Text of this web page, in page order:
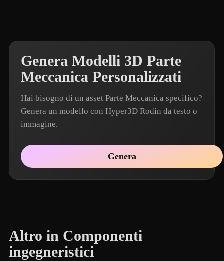
Genera Modelli 3D Parte
Meccanica Personalizzati
Hai bisogno di un asset Parte Meccanica specifico?
Genera un modello con Hyper3D Rodin da testo o
immagine.
Genera
Altro in Componenti
ingegneristici